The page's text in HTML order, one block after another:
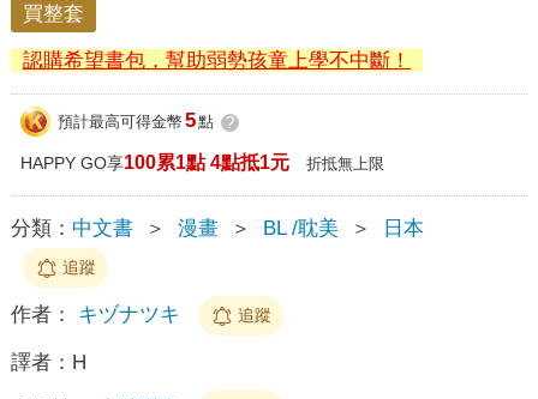
買整套
認購希望書包，幫助弱勢孩童上學不中斷！
預計最高可得金幣 5點 ?
HAPPY GO享100累1點 4點抵1元 折抵無上限
分類： 中文書 ＞ 漫畫 ＞ BL /耽美 ＞ 日本
追蹤
作者： キヅナツキ 追蹤
譯者： H